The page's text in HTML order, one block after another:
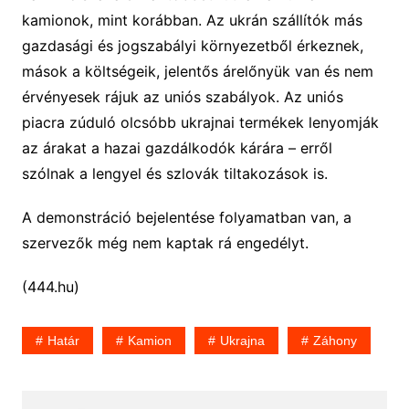
kamionok, mint korábban. Az ukrán szállítók más
gazdasági és jogszabályi környezetből érkeznek,
mások a költségeik, jelentős árelőnyük van és nem
érvényesek rájuk az uniós szabályok. Az uniós
piacra zúduló olcsóbb ukrajnai termékek lenyomják
az árakat a hazai gazdálkodók kárára – erről
szólnak a lengyel és szlovák tiltakozások is.
A demonstráció bejelentése folyamatban van, a
szervezők még nem kaptak rá engedélyt.
(444.hu)
Határ Kamion Ukrajna Záhony